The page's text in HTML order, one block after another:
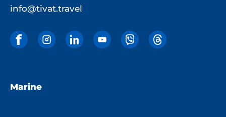
info@tivat.travel
Marine